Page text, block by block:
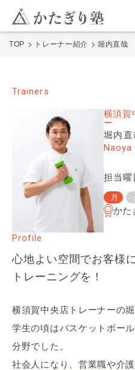
このペ
かたぎり塾について
特長
ビフォーアフター
お客さまの声
料金
よくあるご質問
TOP トレーナー紹介 堀内直哉
Trainers
横須賀
ー
堀内直
Naoya
担当曜
月
かた
Profile
心地よい空間でお客様
トレーニングを！
横須賀中央店トレーナーの堀
学生の頃はバスケットボー
分野でした。
社会人になり、営業職や介護